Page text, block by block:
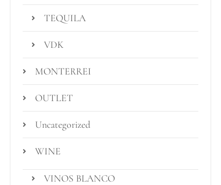
TEQUILA
VDK
MONTERREI
OUTLET
Uncategorized
WINE
VINOS BLANCO